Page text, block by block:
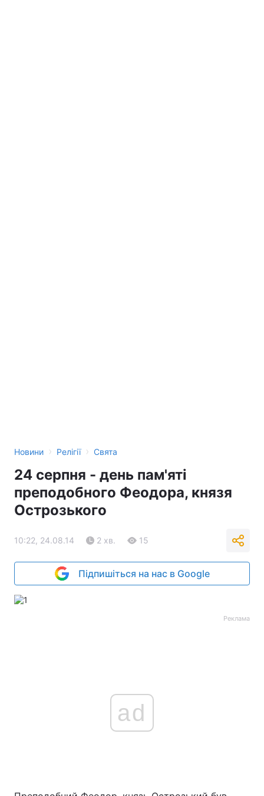
Новини › Релігії › Свята
24 серпня - день пам'яті
преподобного Феодора, князя
Острозького
10:22, 24.08.14 2 хв. 15
Підпишіться на нас в Google
Реклама
ad